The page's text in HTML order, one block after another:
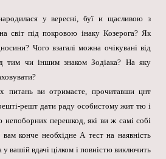
у вересні, буї и щасливою з
світ під покровою інаку Козерога? Як
Чого взагалі можна очікувані від
тим чи іншим знаком Зодіака? На яку
питань ви отримаєте, прочитавши цнт
решт дати раду особистому жит тю і
непоборних перешкод, які ви ж самі собі
вам конче необхідне А тест на наявність
у вашій вдачі цілком і повністю виключить